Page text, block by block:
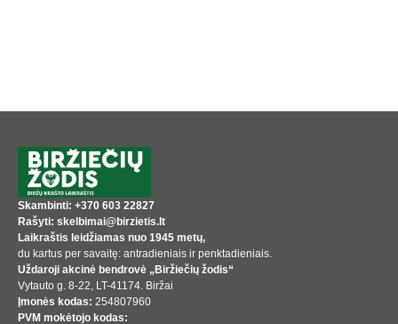
Skambinti: +370 603 22827
Rašyti: skelbimai@birzietis.lt
Laikraštis leidžiamas nuo 1945 metų,
du kartus per savaitę: antradieniais ir penktadieniais.
Uždaroji akcinė bendrovė „Biržiečių žodis“
Vytauto g. 8-22, LT-41174. Biržai
Įmonės kodas: 254807960
PVM mokėtojo kodas: